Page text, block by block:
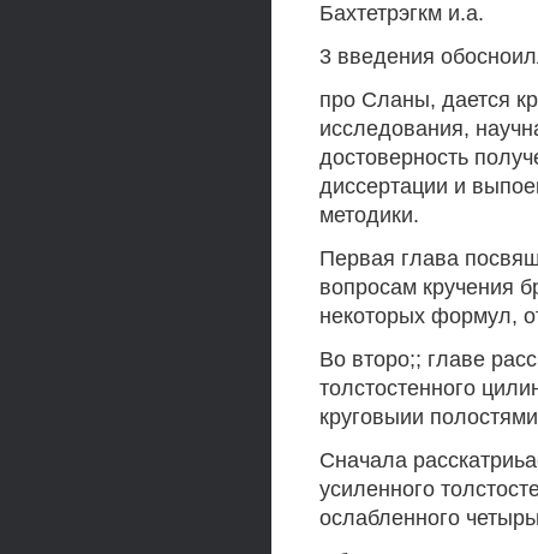
Бахтетрэгкм и.а.
3 введения
про Сланы, дается
исследования,
достоверность
диссертации и
методики.
Первая глава
вопросам кручения
некоторых формул,
Во второ;; главе
толстостенного
круговыии
Сначала
усиленного
ослабленного